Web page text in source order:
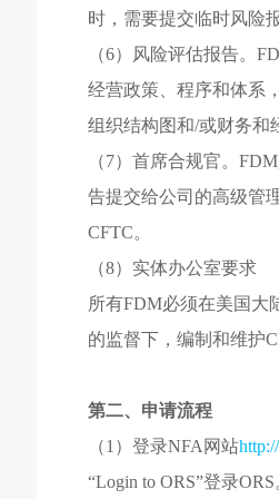
时，需要提交临时风险
（6）风险评估报告。
经营政策、程序和体系
组织结构图和/或财务和
（7）首席合规官。
告提交给公司的高级管
CFTC。
（8）实体办公室要求
所有FDM必须在美国大
的监督下，编制和维护
第二、申请流程
（1）登录NFA网站
“Login to ORS”登录ORS